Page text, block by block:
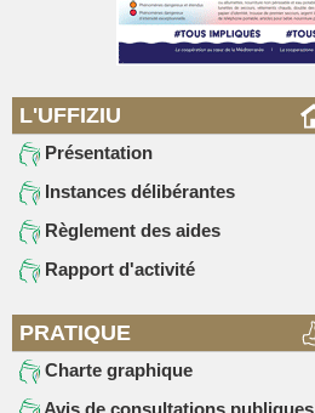
L'UFFIZIU
Présentation
Instances délibérantes
Règlement des aides
Rapport d'activité
PRATIQUE
Charte graphique